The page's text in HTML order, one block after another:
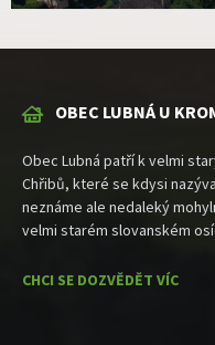
OBEC LUBNÁ U
Obec Lubná patří k velmi
Chřibů, které se kdysi
neznáme ale nedaleký
velmi starém slovanském
CHCI SE DOZVĚDĚT VÍC